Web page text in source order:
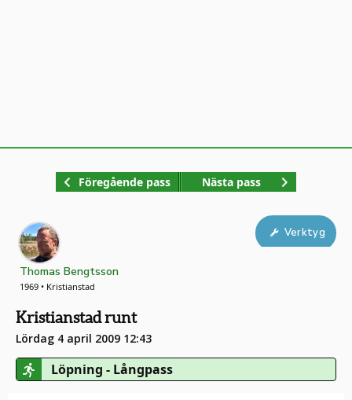
Föregående pass Nästa pass
Thomas Bengtsson
1969 • Kristianstad
Kristianstad runt
Lördag 4 april 2009 12:43
Löpning - Långpass
Verktyg